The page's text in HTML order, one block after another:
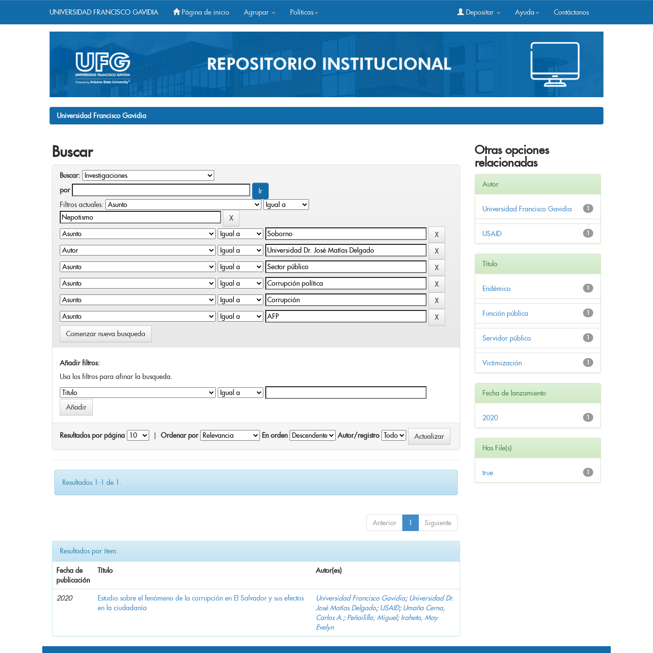
UNIVERSIDAD FRANCISCO GAVIDIA Página de inicio Agrupar Políticas Depositar Ayuda Contáctanos
Universidad Francisco Gavidia
Buscar
Buscar:
por
Filtros actuales:
Comenzar nueva busqueda
Añadir filtros:
Usa los filtros para afinar la busqueda.
Resultados por página Ordenar por En orden Autor/registro
Resultados 1-1 de 1.
Anterior 1 Siguiente
Resultados por ítem:
Fecha de
publicación
Título Autor(es)
2020
Estudio sobre el fenómeno de la corrupción en El Salvador y sus efectos
en la ciudadanía
Universidad Francisco Gavidia; Universidad Dr.
José Matías Delgado; USAID; Umaña Cerna,
Carlos A.; Peñailillo, Miguel; Iraheta, May
Evelyn
Otras opciones
relacionadas
Autor
1
Universidad Francisco Gavidia
1
USAID
Título
1
Endémico
1
Función pública
1
Servidor público
1
Victimización
Fecha de lanzamiento
1
2020
Has File(s)
1
true